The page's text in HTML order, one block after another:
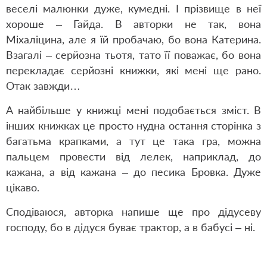
веселі малюнки дуже, кумедні. І прізвище в неї
хороше – Гайда. В авторки не так, вона
Міхаліцина, але я їй пробачаю, бо вона Катерина.
Взагалі – серйозна тьотя, тато її поважає, бо вона
перекладає серйозні книжки, які мені ще рано.
Отак завжди…
А найбільше у книжці мені подобається зміст. В
інших книжках це просто нудна остання сторінка з
багатьма крапками, а тут це така гра, можна
пальцем провести від лелек, наприклад, до
кажана, а від кажана – до песика Бровка. Дуже
цікаво.
Сподіваюся, авторка напише ще про дідусеву
господу, бо в дідуся буває трактор, а в бабусі – ні.